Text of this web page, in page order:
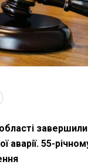
завершили
аварії. 55-